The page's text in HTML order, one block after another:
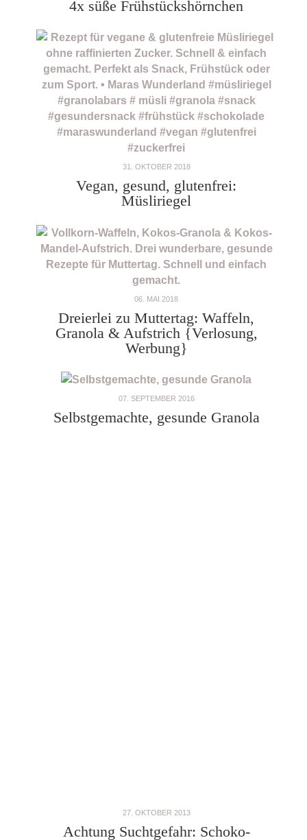
4x süße Frühstückshörnchen
31. OKTOBER 2018
Vegan, gesund, glutenfrei:
Müsliriegel
06. MAI 2018
Dreierlei zu Muttertag: Waffeln,
Granola & Aufstrich {Verlosung,
Werbung}
07. SEPTEMBER 2016
Selbstgemachte, gesunde Granola
27. OKTOBER 2013
Achtung Suchtgefahr: Schoko-